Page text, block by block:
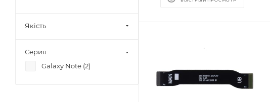
Якість
Серия
Galaxy Note (2)